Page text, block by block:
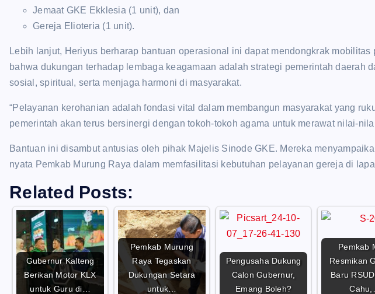
Jemaat GKE Ekklesia (1 unit), dan
Gereja Elioteria (1 unit).
Lebih lanjut, Heriyus berharap bantuan operasional ini dapat mendongkrak mobilitas
bahwa dukungan terhadap lembaga keagamaan adalah strategi pemerintah daerah
sosial, spiritual, serta menjaga harmoni di masyarakat.
“Pelayanan kerohanian adalah fondasi vital dalam membangun masyarakat yang
pemerintah akan terus bersinergi dengan tokoh-tokoh agama untuk merawat nilai-
Bantuan ini disambut antusias oleh pihak Majelis Sinode GKE. Mereka
nyata Pemkab Murung Raya dalam memfasilitasi kebutuhan pelayanan gereja di
Related Posts:
Gubernur Kalteng
Berikan Motor KLX
untuk Guru di…
Pemkab Murung
Raya Tegaskan
Dukungan Setara
untuk…
Pengusaha Dukung
Calon Gubernur,
Emang Boleh?
Pemkab
Resmikan
Baru